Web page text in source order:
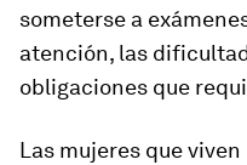
someterse a
atención, las
obligaciones que
Las mujeres que